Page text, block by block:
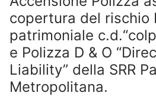
copertura del rischio
patrimoniale
e Polizza D & O
Liability” della SRR
Metropolitana.